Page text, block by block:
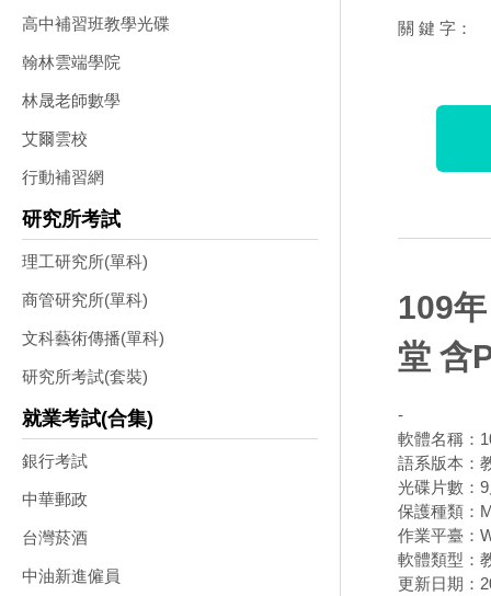
高中補習班教學光碟
翰林雲端學院
林晟老師數學
艾爾雲校
行動補習網
研究所考試
理工研究所(單科)
商管研究所(單科)
文科藝術傳播(單科)
研究所考試(套裝)
就業考試(合集)
銀行考試
中華郵政
台灣菸酒
中油新進僱員
關 鍵 字：
109
堂 含
-
軟體名稱：
語系版本：
光碟片數：
保護種類：
作業平臺：
軟體類型：
更新日期：